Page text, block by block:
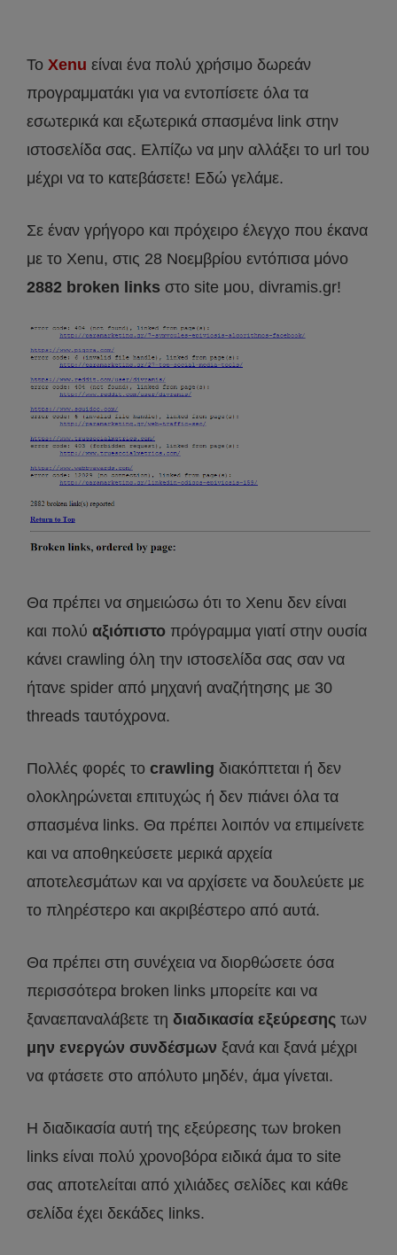
Το Xenu είναι ένα πολύ χρήσιμο δωρεάν
προγραμματάκι για να εντοπίσετε όλα τα
εσωτερικά και εξωτερικά σπασμένα link στην
ιστοσελίδα σας. Ελπίζω να μην αλλάξει το url του
μέχρι να το κατεβάσετε! Εδώ γελάμε.
Σε έναν γρήγορο και πρόχειρο έλεγχο που έκανα
με το Xenu, στις 28 Νοεμβρίου εντόπισα μόνο
2882 broken links στο site μου, divramis.gr!
Θα πρέπει να σημειώσω ότι το Xenu δεν είναι
και πολύ αξιόπιστο πρόγραμμα γιατί στην ουσία
κάνει crawling όλη την ιστοσελίδα σας σαν να
ήτανε spider από μηχανή αναζήτησης με 30
threads ταυτόχρονα.
Πολλές φορές το crawling διακόπτεται ή δεν
ολοκληρώνεται επιτυχώς ή δεν πιάνει όλα τα
σπασμένα links. Θα πρέπει λοιπόν να επιμείνετε
και να αποθηκεύσετε μερικά αρχεία
αποτελεσμάτων και να αρχίσετε να δουλεύετε με
το πληρέστερο και ακριβέστερο από αυτά.
Θα πρέπει στη συνέχεια να διορθώσετε όσα
περισσότερα broken links μπορείτε και να
ξαναεπαναλάβετε τη διαδικασία εξεύρεσης των
μην ενεργών συνδέσμων ξανά και ξανά μέχρι
να φτάσετε στο απόλυτο μηδέν, άμα γίνεται.
Η διαδικασία αυτή της εξεύρεσης των broken
links είναι πολύ χρονοβόρα ειδικά άμα το site
σας αποτελείται από χιλιάδες σελίδες και κάθε
σελίδα έχει δεκάδες links.